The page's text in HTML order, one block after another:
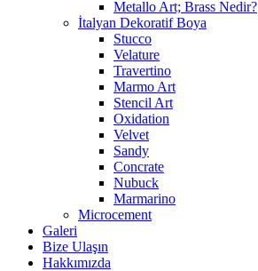
Metallo Art; Brass Nedir?
İtalyan Dekoratif Boya
Stucco
Velature
Travertino
Marmo Art
Stencil Art
Oxidation
Velvet
Sandy
Concrate
Nubuck
Marmarino
Microcement
Galeri
Bize Ulaşın
Hakkımızda